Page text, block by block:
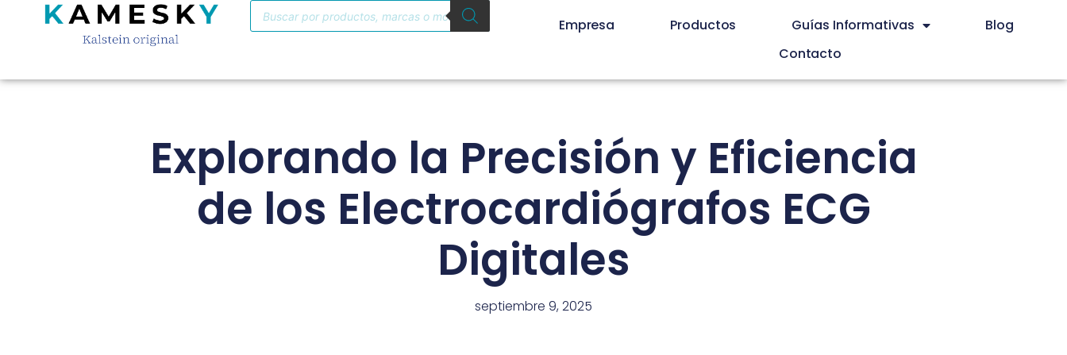
Empresa Productos Guías Informativas
Blog
Contacto
Explorando la Precisión y Eficiencia
de los Electrocardiógrafos ECG
Digitales
septiembre 9, 2025